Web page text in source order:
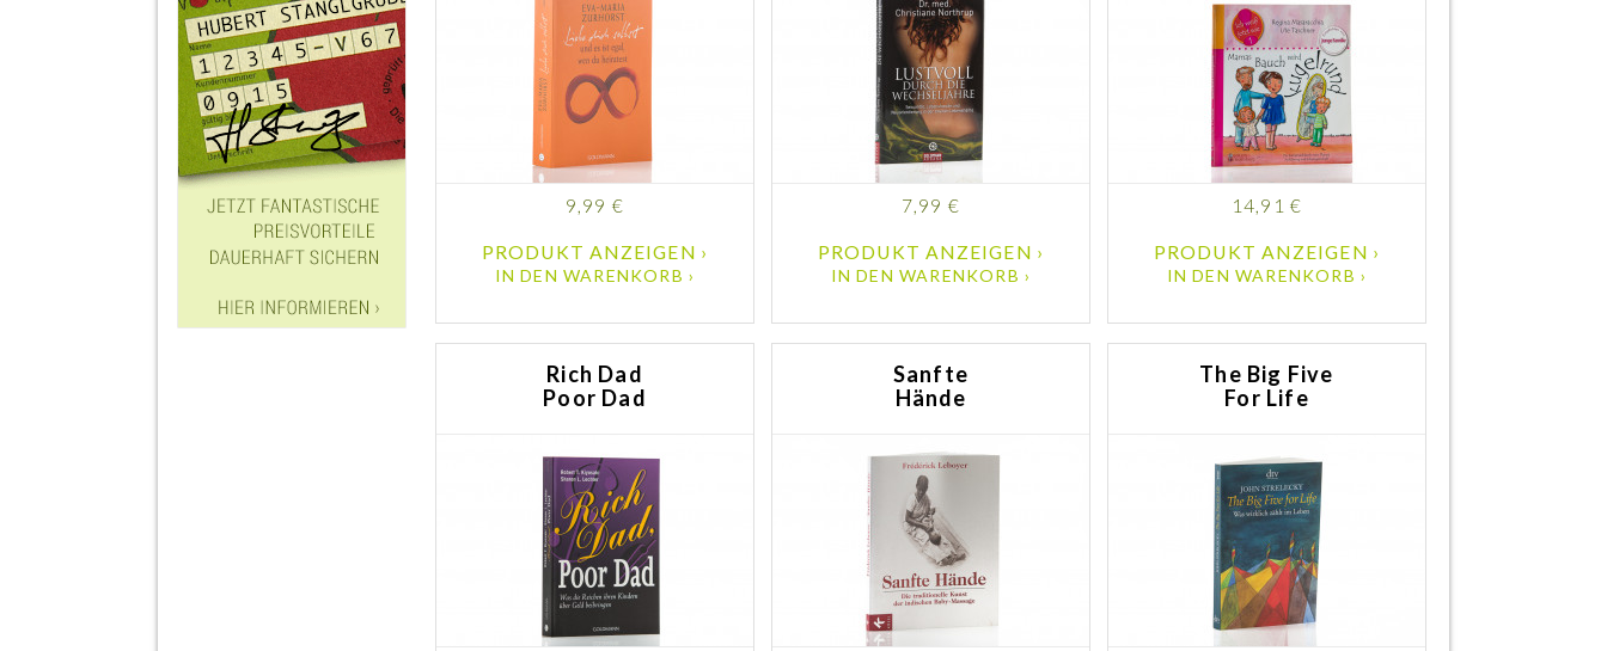
9,99 €
PRODUKT ANZEIGEN ›
IN DEN WARENKORB ›
7,99 €
PRODUKT ANZEIGEN ›
IN DEN WARENKORB ›
14,91 €
PRODUKT ANZEIGEN ›
IN DEN WARENKORB ›
Rich Dad
Poor Dad
Sanfte
Hände
The Big Five
For Life